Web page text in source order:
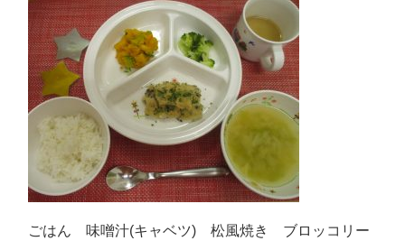
ごはん 味噌汁(キャベツ) 松風焼き ブロッコリー